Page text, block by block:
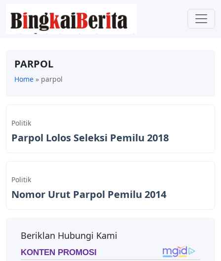
PARPOL
Home » parpol
Politik
Parpol Lolos Seleksi Pemilu 2018
Politik
Nomor Urut Parpol Pemilu 2014
Beriklan Hubungi Kami